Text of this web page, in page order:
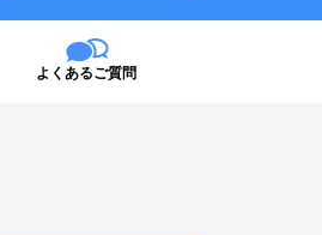
よくあるご質問